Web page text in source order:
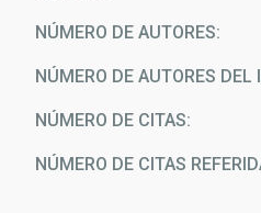
NÚMERO DE AUTORES
NÚMERO DE AUTORES DEL
NÚMERO DE CITAS
NÚMERO DE CITAS